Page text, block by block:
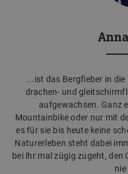
...ist das Bergfieber in
drachen- und
aufgewachsen. Ganz
Mountainbike oder nur mit
es für sie bis heute keine
Naturerleben steht dabei
bei ihr mal zügig zugeht,
nie